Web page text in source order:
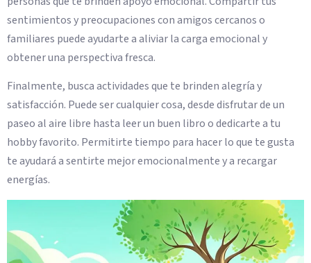
sentimientos y preocupaciones con amigos cercanos o
familiares puede ayudarte a aliviar la carga emocional y
obtener una perspectiva fresca.
Finalmente, busca actividades que te brinden alegría y
satisfacción. Puede ser cualquier cosa, desde disfrutar de un
paseo al aire libre hasta leer un buen libro o dedicarte a tu
hobby favorito. Permitirte tiempo para hacer lo que te gusta
te ayudará a sentirte mejor emocionalmente y a recargar
energías.